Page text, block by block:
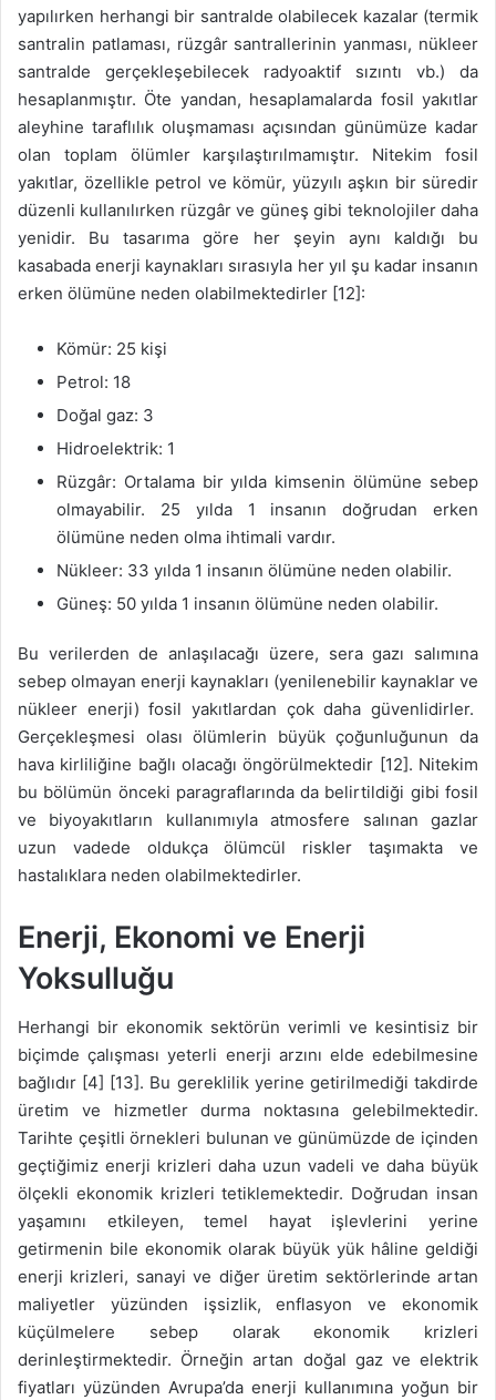
yapılırken herhangi bir santralde olabilecek kazalar (termik
santralin patlaması, rüzgâr santrallerinin yanması, nükleer
santralde gerçekleşebilecek radyoaktif sızıntı vb.) da
hesaplanmıştır. Öte yandan, hesaplamalarda fosil yakıtlar
aleyhine taraflılık oluşmaması açısından günümüze kadar
olan toplam ölümler karşılaştırılmamıştır. Nitekim fosil
yakıtlar, özellikle petrol ve kömür, yüzyılı aşkın bir süredir
düzenli kullanılırken rüzgâr ve güneş gibi teknolojiler daha
yenidir. Bu tasarıma göre her şeyin aynı kaldığı bu
kasabada enerji kaynakları sırasıyla her yıl şu kadar insanın
erken ölümüne neden olabilmektedirler [12]:
Kömür: 25 kişi
Petrol: 18
Doğal gaz: 3
Hidroelektrik: 1
Rüzgâr: Ortalama bir yılda kimsenin ölümüne sebep
olmayabilir. 25 yılda 1 insanın doğrudan erken
ölümüne neden olma ihtimali vardır.
Nükleer: 33 yılda 1 insanın ölümüne neden olabilir.
Güneş: 50 yılda 1 insanın ölümüne neden olabilir.
Bu verilerden de anlaşılacağı üzere, sera gazı salımına
sebep olmayan enerji kaynakları (yenilenebilir kaynaklar ve
nükleer enerji) fosil yakıtlardan çok daha güvenlidirler.
Gerçekleşmesi olası ölümlerin büyük çoğunluğunun da
hava kirliliğine bağlı olacağı öngörülmektedir [12]. Nitekim
bu bölümün önceki paragraflarında da belirtildiği gibi fosil
ve biyoyakıtların kullanımıyla atmosfere salınan gazlar
uzun vadede oldukça ölümcül riskler taşımakta ve
hastalıklara neden olabilmektedirler.
Enerji, Ekonomi ve Enerji
Yoksulluğu
Herhangi bir ekonomik sektörün verimli ve kesintisiz bir
biçimde çalışması yeterli enerji arzını elde edebilmesine
bağlıdır [4] [13]. Bu gereklilik yerine getirilmediği takdirde
üretim ve hizmetler durma noktasına gelebilmektedir.
Tarihte çeşitli örnekleri bulunan ve günümüzde de içinden
geçtiğimiz enerji krizleri daha uzun vadeli ve daha büyük
ölçekli ekonomik krizleri tetiklemektedir. Doğrudan insan
yaşamını etkileyen, temel hayat işlevlerini yerine
getirmenin bile ekonomik olarak büyük yük hâline geldiği
enerji krizleri, sanayi ve diğer üretim sektörlerinde artan
maliyetler yüzünden işsizlik, enflasyon ve ekonomik
küçülmelere sebep olarak ekonomik krizleri
derinleştirmektedir. Örneğin artan doğal gaz ve elektrik
fiyatları yüzünden Avrupa’da enerji kullanımına yoğun bir